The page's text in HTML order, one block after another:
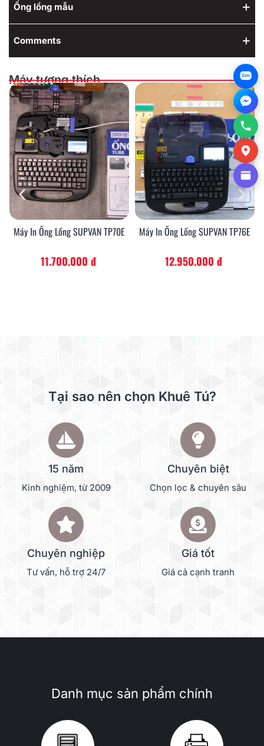
Ống lồng mẫu
Comments
Máy tương thích
Máy In Ống Lồng SUPVAN TP70E
11.700.000 đ
Máy In Ống Lồng SUPVAN TP76E
12.950.000 đ
Tại sao nên chọn Khuê Tú?
15 năm
Kinh nghiệm, từ 2009
Chuyên biệt
Chọn lọc & chuyên sâu
Chuyên nghiệp
Tư vấn, hỗ trợ 24/7
Giá tốt
Giá cả cạnh tranh
Danh mục sản phẩm chính
Zalo